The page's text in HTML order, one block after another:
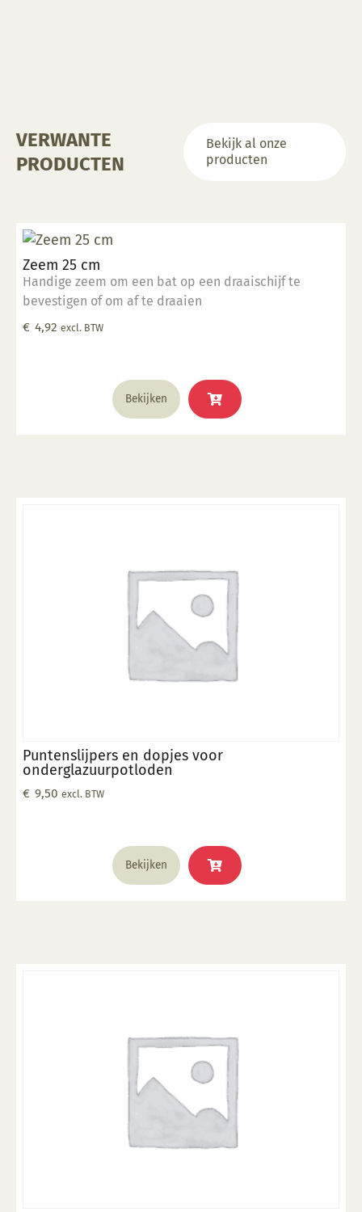
VERWANTE
PRODUCTEN
Bekijk al onze
producten
Zeem 25 cm
Handige zeem om een bat op een draaischijf te
bevestigen of om af te draaien
€ 4,92 excl. BTW
Bekijken
Puntenslijpers en dopjes voor
onderglazuurpotloden
€ 9,50 excl. BTW
Bekijken